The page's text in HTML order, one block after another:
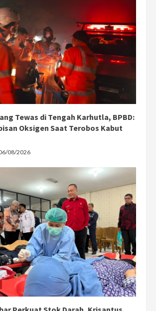
Tewas di Tengah Karhutla, BPBD:
Oksigen Saat Terobos Kabut
08/2026